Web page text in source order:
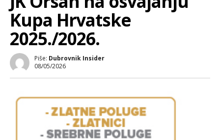
Kupa Hrvatske
2025./2026.
Piše: Dubrovnik Insider
08/05/2026